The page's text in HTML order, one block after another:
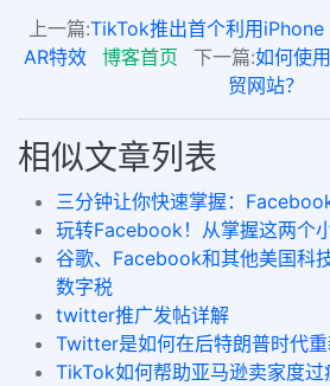
上一篇:TikTok推出首个利用
AR特效
博客首页 下一篇:如何使
贸网站？
相似文章列表
三分钟让你快速掌握：
玩转Facebook！从掌握这两个
谷歌、Facebook和其他美国科
数字税
twitter推广发帖详解
Twitter是如何在后特朗普时代
TikTok如何帮助亚马逊卖家度过